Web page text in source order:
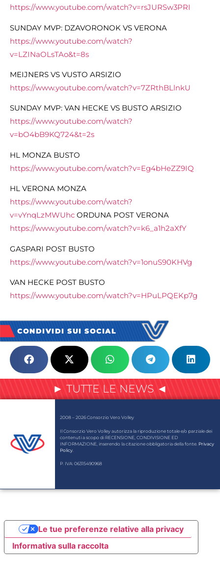
https://www.youtube.com/watch?v=rsJURSw3PRI
SUNDAY MVP: DZAVORONOK VS VERONA
https://www.youtube.com/watch?
v=LZINaOLsTAo&t=8s
MEIJNERS VS VUSTO ARSIZIO
https://www.youtube.com/watch?v=7ZRthBLlnkU
SUNDAY MVP: VAN HECKE VS BUSTO ARSIZIO
https://www.youtube.com/watch?
v=bO4bB9KQ724&t=2s
HL MONZA BUSTO
https://www.youtube.com/watch?v=Eg4bHeZZ9IQ
HL VERONA MONZA
https://www.youtube.com/watch?
v=vYnqLzMWUhc ORDUNA POST VERONA
https://www.youtube.com/watch?v=k6_a1h2aXfY
GASPARI POST BUSTO
https://www.youtube.com/watch?v=1onuS90KHVg
VAN HECKE POST BUSTO
https://www.youtube.com/watch?v=HPuLPQEKp7g
CONDIVIDI SUI SOCIAL
► TUTTE LE NEWS ◄
2008 – 2026 Consorzio Vero Volley
Il Consorzio Vero Volley autorizza la riproduzione totale e/o parziale dei
contenuti a scopo di RECENSIONE, CONDIVISIONE ED
INFORMAZIONE, inserendo la citazione obbligatoria della fonte. Privacy
Policy
P. IVA: 06315490968
Informativa sulla raccolta
Le tue preferenze relative alla privacy